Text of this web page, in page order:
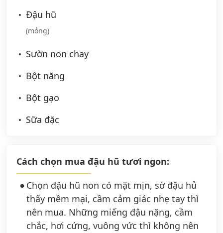
Đậu hũ
(mỏng)
Sườn non chay
Bột năng
Bột gạo
Sữa đặc
Cách chọn mua đậu hũ tươi ngon:
Chọn đậu hũ non có mặt mịn, sờ đậu hủ
thấy mềm mại, cầm cảm giác nhẹ tay thì
nên mua. Những miếng đậu nặng, cầm
chắc, hơi cứng, vuông vức thì không nên